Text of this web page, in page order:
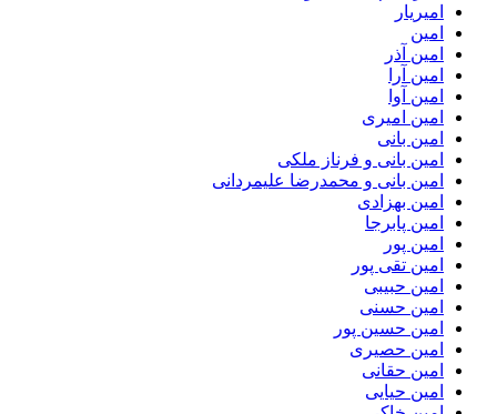
امیریار
امین
امین آذر
امین آرا
امین آوا
امین امیری
امین بانی
امین بانی و فرناز ملکی
امین بانی و محمدرضا علیمردانی
امین بهزادی
امین پابرجا
امین پور
امین تقی پور
امین حبیبی
امین حسنی
امین حسین پور
امین حصیری
امین حقانی
امین حیایی